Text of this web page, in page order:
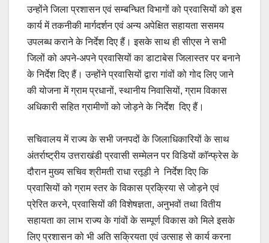
उन्होंने जिला प्रशासन एवं सम्बन्धित विभागों को प्रवासियों को इस
कार्य में तकनीकी मार्गदर्शन एवं अन्य अपेक्षित सहायता ससमय
उपलब्ध कराने के निर्देश दिए हैं। इसके साथ ही सीएस ने सभी
जिलों को अपने-अपने प्रवासियों का डाटाबेस जिलास्तर पर बनाने
के निर्देश दिए हैं। उन्होंने प्रवासियों द्वारा गांवों को गोद लिए जाने
की योजना में ग्राम प्रधानों, स्थानीय निवासियों, ग्राम विकास
अधिकारी सहित ग्रामीणों को जोड़ने के निर्देश दिए हैं।
सचिवालय में राज्य के सभी जनपदों के जिलाधिकारियों के साथ
अंतर्राष्ट्रीय उत्तराखंडी प्रवासी सम्मेलन पर विडियों काॅन्फ्रेस के
दौरान मुख्य सचिव श्रीमती राधा रतूड़ी ने निर्देश दिए कि
प्रवासियों को ग्राम स्तर के विकास प्रक्रिया से जोड़ने एवं
प्रेरित करने, प्रवासियों की विशेषज्ञता, अनुभवों तथा वितीय
सहायता का लाभ राज्य के गांवों के सम्पूर्ण विकास को मिले इसके
लिए प्रशासन को भी अति सक्रियता एवं उत्साह से कार्य करना